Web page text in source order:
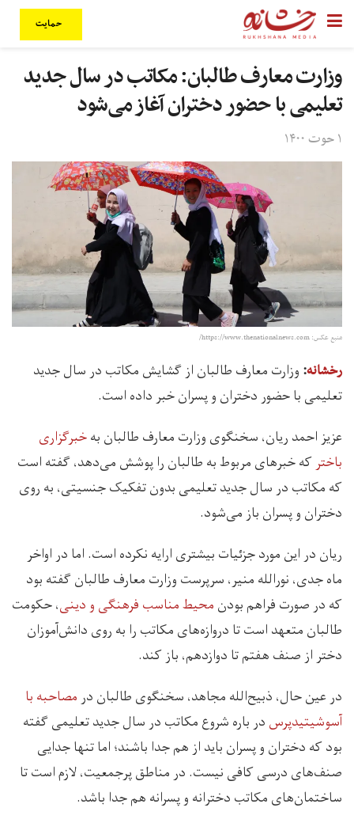
حمایت
وزارت معارف طالبان: مکاتب در سال جدید
تعلیمی با حضور دختران آغاز می‌شود
۱ حوت ۱۴۰۰
منبع عکس: https://www.thenationalnews.com/
رخشانه: وزارت معارف طالبان از گشایش مکاتب در سال جدید
تعلیمی با حضور دختران و پسران خبر داده است.
عزیز احمد ریان، سخنگوی وزارت معارف طالبان بهخبرگزاری
باخترکه خبرهای مربوط به طالبان را پوشش می‌دهد، گفته است
که مکاتب در سال جدید تعلیمی بدون تفکیک جنسیتی، به روی
دختران و پسران باز می‌شود.
ریان در این مورد جزئیات بیشتری ارایه نکرده است. اما در اواخر
ماه جدی، نورالله منیر، سرپرست وزارت معارف طالبان گفته بود
که در صورت فراهم بودنمحیط مناسب فرهنگی و دینی، حکومت
طالبان متعهد است تا دروازه‌های مکاتب را به روی دانش‌آموزان
دختر از صنف هفتم تا دوازدهم، باز کند.
در عین حال، ذبیح‌الله مجاهد، سخنگوی طالبان درمصاحبه با
آسوشیتیدپرسدر باره شروع مکاتب در سال جدید تعلیمی گفته
بود که دختران و پسران باید از هم جدا باشند؛ اما تنها جدایی
صنف‌های درسی کافی نیست. در مناطق پرجمعیت، لازم است تا
ساختمان‌های مکاتب دخترانه و پسرانه هم جدا باشد.